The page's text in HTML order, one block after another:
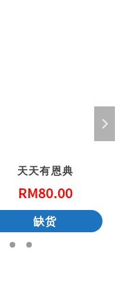
天天有恩典
RM80.00
缺货